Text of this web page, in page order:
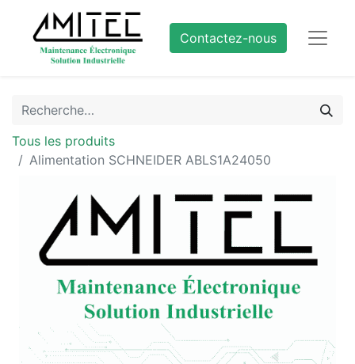
Contactez-nous
Tous les produits
Alimentation SCHNEIDER ABLS1A24050